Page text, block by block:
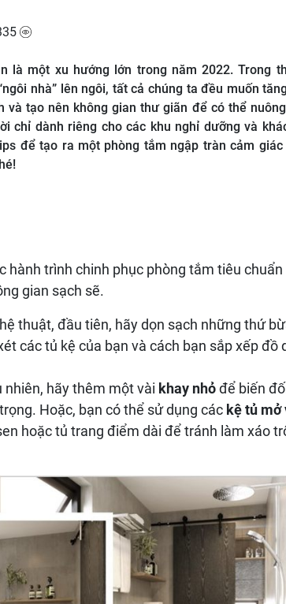
là một xu hướng lớn trong năm 2022. Trong
nhà” lên ngôi, tất cả chúng ta đều muốn
và tạo nên không gian thư giãn để có thể
chỉ dành riêng cho các khu nghỉ dưỡng và
để tạo ra một phòng tắm ngập tràn cảm giác
hành trình chinh phục phòng tắm tiêu chuẩn
gian sạch sẽ.
thuật, đầu tiên, hãy dọn sạch những thứ
các tủ kệ của bạn và cách bạn sắp xếp đồ
hãy thêm một vài khay nhỏđể biến
Hoặc, bạn có thể sử dụng các kệ tủ mở
hoặc tủ trang điểm dài để tránh làm xáo
Phong cách tân cổ điển